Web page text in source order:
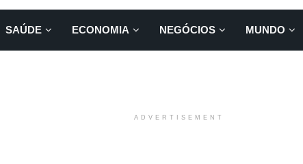
SAÚDE ECONOMIA NEGÓCIOS MUNDO
ADVERTISEMENT